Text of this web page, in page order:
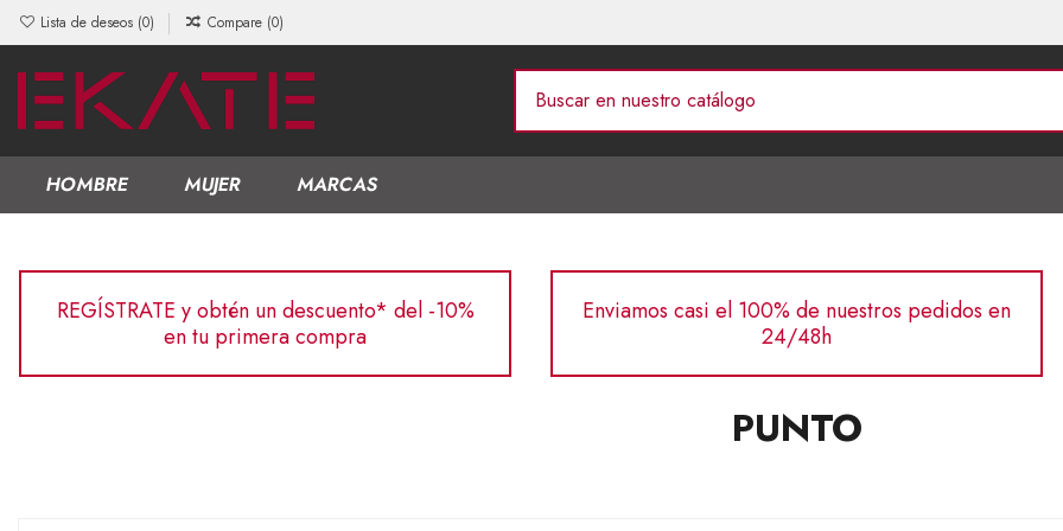
Lista de deseos (0) Compare (0)
HOMBRE MUJER MARCAS
REGÍSTRATE y obtén un descuento* del -10%
en tu primera compra
Enviamos casi el 100% de nuestros pedidos en
24/48h
PUNTO